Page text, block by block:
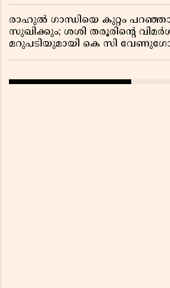
രാഹുൽ ഗാന്ധിയെ കുറ്റം
സുഖിക്കും; ശശി തരൂരിന്റെ
മറുപടിയുമായി കെ സി